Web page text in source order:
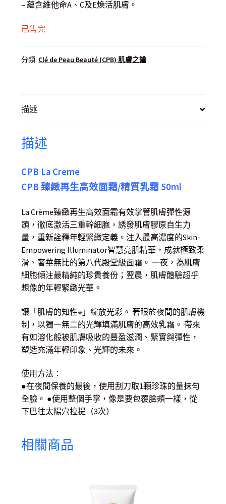
– 蘊含維他命A、C及E煥活肌膚。
已售完
分類: Clé de Peau Beauté (CPB) 肌膚之鑰
描述
描述
CPB La Creme
CPB 臻緻再生高效面霜/精質乳霜 50ml
La Crème臻緻再生高效面霜有效掌管肌膚彈性源
頭，徹底激活三重幹細胞，誘發肌膚膠原自生力
量，重新詮釋年輕緊緻定義。注入最高濃度的Skin-
Empowering Illuminator智慧亮肌精華，成就極致柔
滑、奢華無比的第八代殿堂級面霜。 一夜，為肌膚
細胞傾注最精純的珍貴養份；翌晨，肌膚體驗超乎
想像的年輕緊緻光華。
讓「肌膚的知性※」綻放光彩。 著眼於夜間的肌膚機
制，以獨一無二的光輝填滿肌膚的高效乳霜。 帶來
有如溶化般被肌膚吸收的豐盈滋潤、緊實與彈性，
塑造充滿年輕印象、光輝的未來。
使用方法：
●在夜間保養的最後，使用刮刀取1顆珍珠的量抹勻
全臉。 ●使用整個手掌，像是要包覆臉頰一樣，從
下巴往太陽穴拉提（3次）
相關商品